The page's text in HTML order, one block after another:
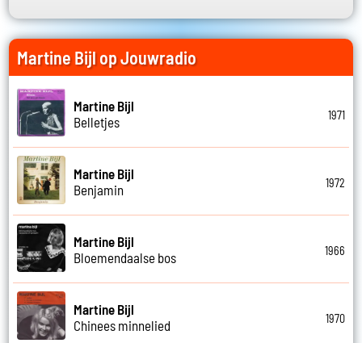
Martine Bijl op Jouwradio
Martine Bijl
Belletjes
1971
Martine Bijl
Benjamin
1972
Martine Bijl
Bloemendaalse bos
1966
Martine Bijl
Chinees minnelied
1970